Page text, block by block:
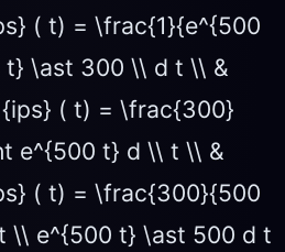
( t) = \frac{1}{e^{500
\ast 300 \\ d t \\ &
( t) = \frac{300}
e^{500 t} d \\ t \\ &
( t) = \frac{300}{500
\\ e^{500 t} \ast 500 d t